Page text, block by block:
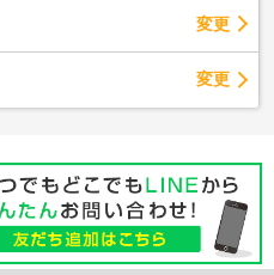
変更
変更